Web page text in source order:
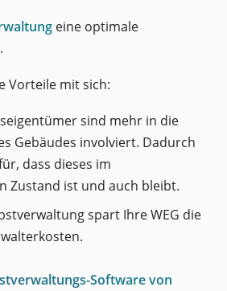
eine optimale
Vorteile mit sich:
sind mehr in die
Gebäudes involviert. Dadurch
dass dieses im
Zustand ist und auch bleibt.
spart Ihre WEG die
Software von